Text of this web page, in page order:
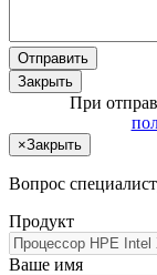
Отправить
Закрыть
При
×Закрыть
Вопрос
Продукт
Ваше имя